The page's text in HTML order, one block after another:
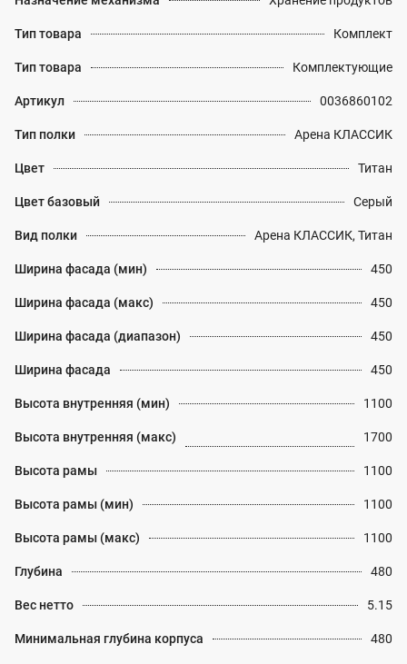
Тип товара Комплект
Тип товара Комплектующие
Артикул 0036860102
Тип полки Арена КЛАССИК
Цвет Титан
Цвет базовый Серый
Вид полки Арена КЛАССИК, Титан
Ширина фасада (мин) 450
Ширина фасада (макс) 450
Ширина фасада (диапазон) 450
Ширина фасада 450
Высота внутренняя (мин) 1100
Высота внутренняя (макс) 1700
Высота рамы 1100
Высота рамы (мин) 1100
Высота рамы (макс) 1100
Глубина 480
Вес нетто 5.15
Минимальная глубина корпуса 480